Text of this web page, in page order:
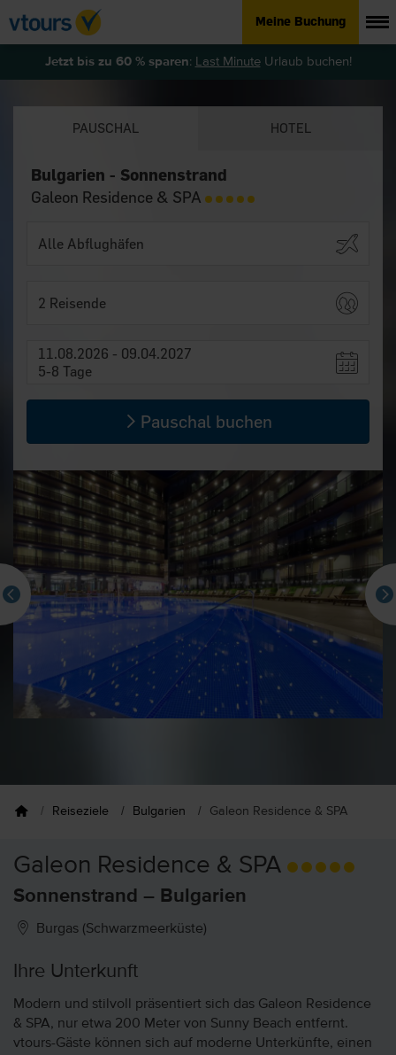
Meine Buchung
Jetzt bis zu 60 % sparen: Last MinuteUrlaub buchen!
PAUSCHAL HOTEL
Bulgarien - Sonnenstrand
Galeon Residence & SPA
2 Reisende
11.08.2026 - 09.04.2027
5-8 Tage
Pauschal buchen
Reiseziele Bulgarien Galeon Residence & SPA
Galeon Residence & SPA
Sonnenstrand – Bulgarien
Burgas (Schwarzmeerküste)
Ihre Unterkunft
Modern und stilvoll präsentiert sich das Galeon Residence
& SPA, nur etwa 200 Meter von Sunny Beach entfernt.
vtours-Gäste können sich auf moderne Unterkünfte, einen